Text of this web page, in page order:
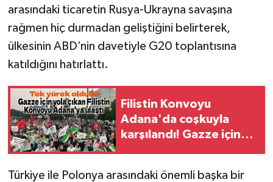
arasındaki ticaretin Rusya-Ukrayna savaşına
rağmen hiç durmadan geliştiğini belirterek,
ülkesinin ABD’nin davetiyle G20 toplantısına
katıldığını hatırlattı.
Filistin Konvoyu
Adana'da coşkuyla
karşılandı! Gazze için
Türkiye ile Polonya arasındaki önemli başka bir